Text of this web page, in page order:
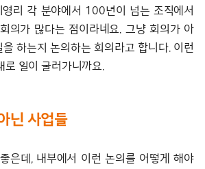
리 각 분야에서 100년이 넘는 조직에서
의가 많다는 점이라네요. 그냥 회의가 아
하는지 논의하는 회의라고 합니다. 이런
로 일이 굴러가니까요.
닌 사업들
은데, 내부에서 이런 논의를 어떻게 해야